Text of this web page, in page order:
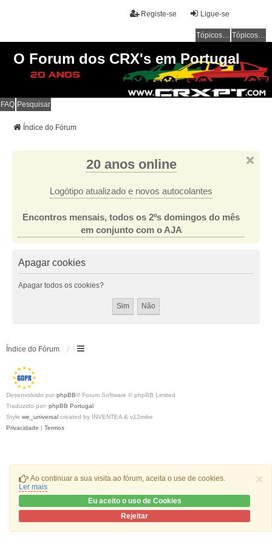
×
Ao continuar a sua visita ao fórum, aceita o use de cookies.
Ler mais
Eu aceito o uso de Cookies
Rejeitar
Ligue-se
Registe-se
Tópicos sem resposta Tópicos ativos
O Forum dos CRX's em Portugal
FAQ Pesquisar
Índice do Fórum
20 anos online
Logótipo atualizado e novos autocolantes
Encontros mensais, todos os 2ºs domingos do mês
em conjunto com o AJA
Apagar cookies
Apagar todos os cookies?
Índice do Fórum
Desenvolvido por phpBB® Forum Software © phpBB Limited
Traduzido por: phpBB Portugal
Style we_universal created by INVENTEA & v12mike
Privacidade | Termos